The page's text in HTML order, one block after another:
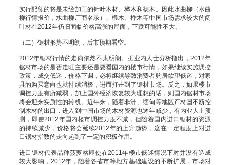
实行配额的将是未经加工的针叶木材、桦木和杨木。因此水曲柳（水曲
柳行情报价，水曲柳厂商名录）、椴木、柞木等中国市场需求较大的阔
叶材在2012年仍旧面临价格高涨的局面，下跌可能性不大。
（二）锯材形势不明朗，后市预期看空。
2012年锯材行情的走向依然不太明朗。据业内人士分析指出，2012年
锯材市场的是否走旺主要还是要看国内的楼市行情，如果继续实施调控
政策，成交低迷，价格下调，必将继续导致消费者购房欲望低迷，对家
具的购买意向也就持续消极，进而打击到了锯材市场。反之，如果楼市
调控力度有所减弱，加上国外经济恢复较为理想的话，则国内锯材市场
将会迎来实质性的转机。近年来，随着非洲、缅甸等地区产材国不断控
制木材的出口，进入到中国市场的木材资源也逐年减少，有内业人士预
测，即使2012年国内楼市调控力度不减，但随着国内进口锯材的资源
的持续减少，价格将会延续2012年的上升趋势，这在一定程度上对进
口锯材指数的走向起到了一定的积极作用。
进口锯材代表品种菠萝格即使在2011年楼市低迷情况下对并没有造成
较大影响，2012年，随着各省市等地方基础建设的不断扩展，市场对